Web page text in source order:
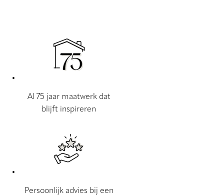
Al 75 jaar maatwerk dat
blijft inspireren
Persoonlijk advies bij een